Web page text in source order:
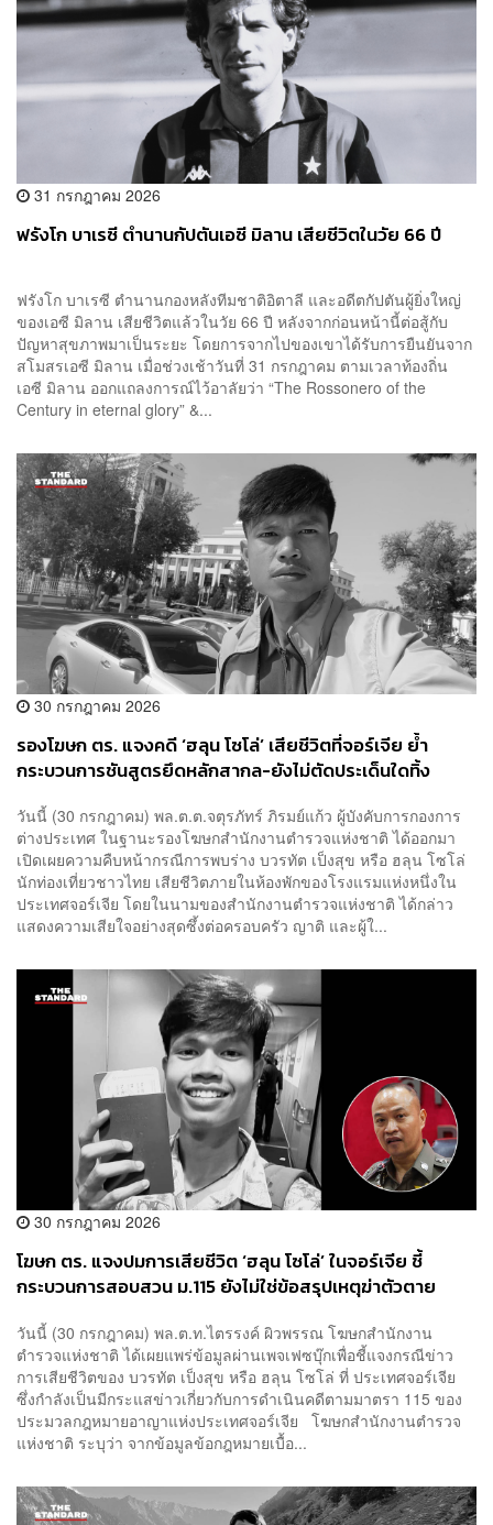
31 กรกฎาคม 2026
ฟรังโก บาเรซี ตำนานกัปตันเอซี มิลาน เสียชีวิตในวัย 66 ปี
ฟรังโก บาเรซี ตำนานกองหลังทีมชาติอิตาลี และอดีตกัปตันผู้ยิ่งใหญ่
ของเอซี มิลาน เสียชีวิตแล้วในวัย 66 ปี หลังจากก่อนหน้านี้ต่อสู้กับ
ปัญหาสุขภาพมาเป็นระยะ โดยการจากไปของเขาได้รับการยืนยันจาก
สโมสรเอซี มิลาน เมื่อช่วงเช้าวันที่ 31 กรกฎาคม ตามเวลาท้องถิ่น
เอซี มิลาน ออกแถลงการณ์ไว้อาลัยว่า “The Rossonero of the
Century in eternal glory” &...
30 กรกฎาคม 2026
รองโฆษก ตร. แจงคดี ‘ฮลุน โซโล่’ เสียชีวิตที่จอร์เจีย ย้ำ
กระบวนการชันสูตรยึดหลักสากล-ยังไม่ตัดประเด็นใดทิ้ง
วันนี้ (30 กรกฎาคม) พล.ต.ต.จตุรภัทร์ ภิรมย์แก้ว ผู้บังคับการกองการ
ต่างประเทศ ในฐานะรองโฆษกสำนักงานตำรวจแห่งชาติ ได้ออกมา
เปิดเผยความคืบหน้ากรณีการพบร่าง บวรทัต เป็งสุข หรือ ฮลุน โซโล่
นักท่องเที่ยวชาวไทย เสียชีวิตภายในห้องพักของโรงแรมแห่งหนึ่งใน
ประเทศจอร์เจีย โดยในนามของสำนักงานตำรวจแห่งชาติ ได้กล่าว
แสดงความเสียใจอย่างสุดซึ้งต่อครอบครัว ญาติ และผู้ใ...
30 กรกฎาคม 2026
โฆษก ตร. แจงปมการเสียชีวิต ‘ฮลุน โซโล่’ ในจอร์เจีย ชี้
กระบวนการสอบสวน ม.115 ยังไม่ใช่ข้อสรุปเหตุฆ่าตัวตาย
วันนี้ (30 กรกฎาคม) พล.ต.ท.ไตรรงค์ ผิวพรรณ โฆษกสำนักงาน
ตำรวจแห่งชาติ ได้เผยแพร่ข้อมูลผ่านเพจเฟซบุ๊กเพื่อชี้แจงกรณีข่าว
การเสียชีวิตของ บวรทัต เป็งสุข หรือ ฮลุน โซโล่ ที่ ประเทศจอร์เจีย
ซึ่งกำลังเป็นมีกระแสข่าวเกี่ยวกับการดำเนินคดีตามมาตรา 115 ของ
ประมวลกฎหมายอาญาแห่งประเทศจอร์เจีย โฆษกสำนักงานตำรวจ
แห่งชาติ ระบุว่า จากข้อมูลข้อกฎหมายเบื้อ...